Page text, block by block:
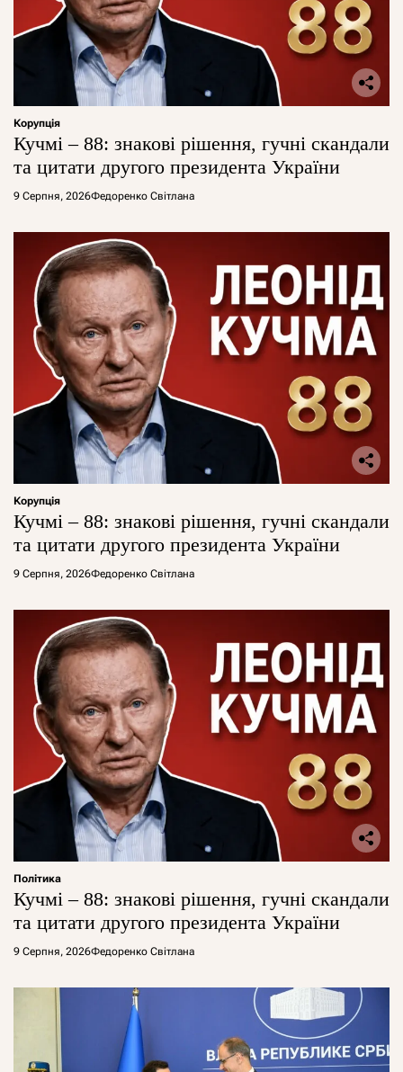
Корупція
Кучмі – 88: знакові рішення, гучні скандали
та цитати другого президента України
9 Серпня, 2026Федоренко Світлана
Корупція
Кучмі – 88: знакові рішення, гучні скандали
та цитати другого президента України
9 Серпня, 2026Федоренко Світлана
Політика
Кучмі – 88: знакові рішення, гучні скандали
та цитати другого президента України
9 Серпня, 2026Федоренко Світлана